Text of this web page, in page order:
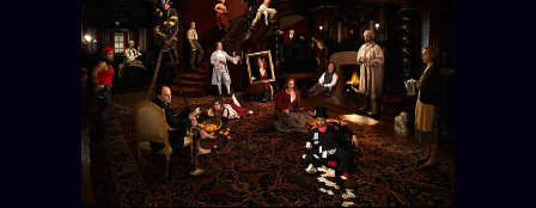
Lectures des sœurs
Bienvenue nouveau membre
Manifeste pricing
Se connecter